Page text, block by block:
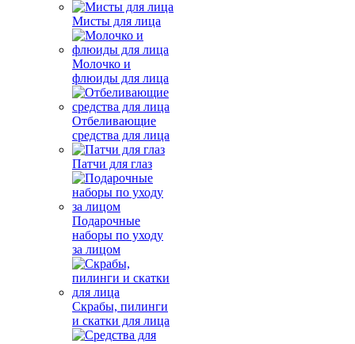
Мисты для лица
Молочко и
флюиды для лица
Отбеливающие
средства для лица
Патчи для глаз
Подарочные
наборы по уходу
за лицом
Скрабы, пилинги
и скатки для лица